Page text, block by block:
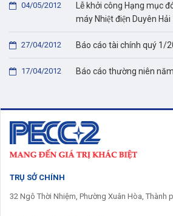
Lễ khởi công Hạng mục
máy Nhiệt điện Duyên Hải
04/05/2012
Báo cáo tài chính quý 1/
27/04/2012
Báo cáo thường niên
17/04/2012
TRỤ SỞ CHÍNH
32 Ngô Thời Nhiệm, Phường Xuân Hòa, Thành